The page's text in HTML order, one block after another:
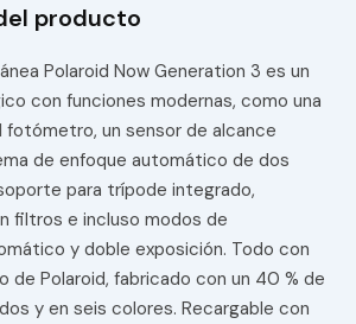
producto
Polaroid Now Generation 3 es un
con funciones modernas, como una
fotómetro, un sensor de alcance
de enfoque automático de dos
para trípode integrado,
filtros e incluso modos de
y doble exposición. Todo con
de Polaroid, fabricado con un 40 % de
y en seis colores. Recargable con